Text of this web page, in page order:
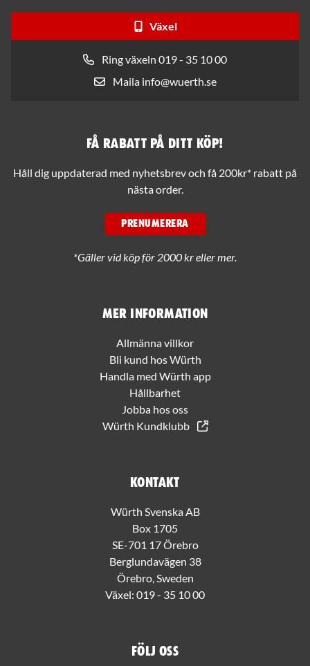
Växel
Ring växeln 019 - 35 10 00
Maila info@wuerth.se
Mer information
Allmänna villkor
Bli kund hos Würth
Handla med Würth app
Hållbarhet
Jobba hos oss
Würth Kundklubb
Kontakt
Würth Svenska AB
Box 1705
SE-701 17 Örebro
Berglundavägen 38
Örebro, Sweden
Växel: 019 - 35 10 00
Följ oss
Få rabatt på ditt köp!
Håll dig uppdaterad med nyhetsbrev och få 200kr* rabatt på
nästa order.
PRENUMERERA
*Gäller vid köp för 2000 kr eller mer.